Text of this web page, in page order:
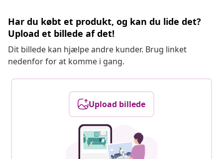
Har du købt et produkt, og kan du lide det?
Upload et billede af det!
Dit billede kan hjælpe andre kunder. Brug linket
nedenfor for at komme i gang.
Upload billede